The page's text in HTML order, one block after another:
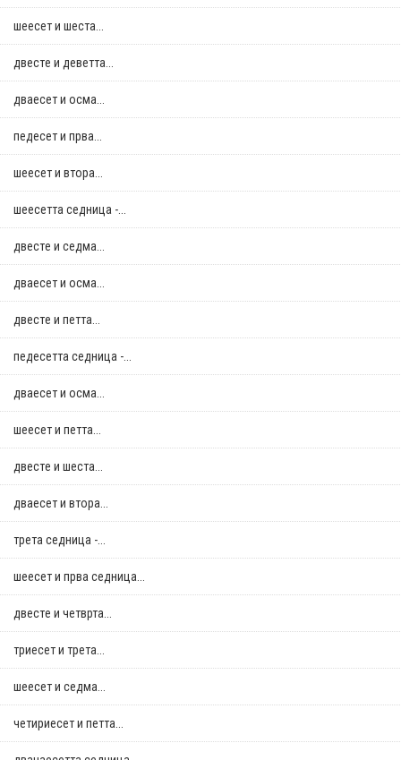
шеесет и шеста...
двестe и деветта...
дваесет и осма...
педесет и прва...
шеесет и втора...
шеесетта седница -...
двестe и седма...
дваесет и осма...
двестe и петта...
педесетта седница -...
дваесет и осма...
шеесет и петта...
двестe и шеста...
дваесет и втора...
трета седница -...
шеесет и прва седница...
двестe и четврта...
триесет и трета...
шеесет и седма...
четириесет и петта...